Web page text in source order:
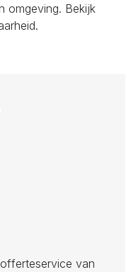
omgeving. Bekijk
van